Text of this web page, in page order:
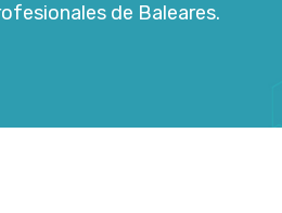
de Baleares.